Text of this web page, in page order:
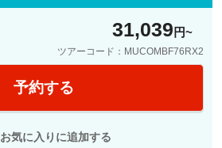
31,039 円
ツアーコード：MUCOMBF76RX2
予約する
お気に入りに追加する